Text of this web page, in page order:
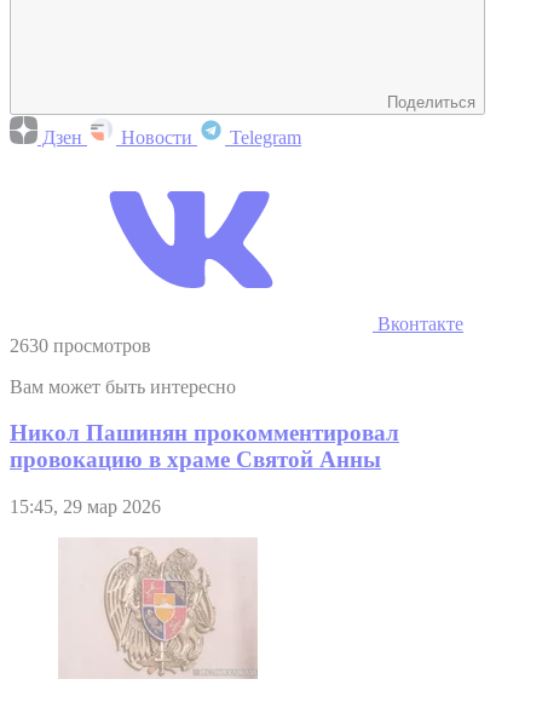
Поделиться
Дзен Новости Telegram
Вконтакте
2630 просмотров
Вам может быть интересно
Никол Пашинян прокомментировал
провокацию в храме Святой Анны
15:45, 29 мар 2026